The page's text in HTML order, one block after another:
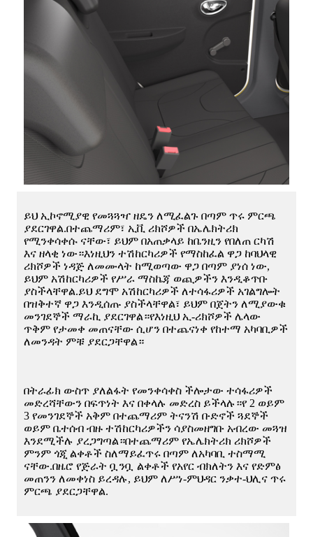
ይህ ኢኮኖሚያዊ የመጓጓዣ ዘዴን ለሚፈልጉ በጣም ጥሩ ምርጫ
ያደርገዋል.በተጨማሪም፣ ኢቪ ሪክሾዎች በኤሌክትሪክ
የሚንቀሳቀሱ ናቸው፣ ይህም በአጠቃላይ ከቤንዚን የበለጠ ርካሽ
እና ዘላቂ ነው።እነዚህን ተሽከርካሪዎች የማስከፈል ዋጋ ከባህላዊ
ሪክሾዎች ነዳጅ ለመሙላት ከሚወጣው ዋጋ በጣም ያነሰ ነው,
ይህም አሽከርካሪዎች የሥራ ማስኬጃ ወጪዎችን እንዲቆጥቡ
ያስችላቸዋል.ይህ ደግሞ አሽከርካሪዎች ለተሳፋሪዎች አገልግሎት
በዝቅተኛ ዋጋ እንዲሰጡ ያስችላቸዋል፣ ይህም በጀትን ለሚያውቁ
መንገደኞች ማራኪ ያደርገዋል።የእነዚህ ኢ-ሪክሾዎች ሌላው
ጥቅም የታመቀ መጠናቸው ሲሆን በተጨናነቀ የከተማ አካባቢዎች
ለመንዳት ምቹ ያደርጋቸዋል።
በትራፊክ ውስጥ ያለልፋት የመንቀሳቀስ ችሎታው ተሳፋሪዎች
መድረሻቸውን በፍጥነት እና በቀላሉ መድረስ ይችላሉ።የ 2 ወይም
3 የመንገደኞች አቅም በተጨማሪም ትናንሽ ቡድኖች ጓደኞች
ወይም ቤተሰብ ብዙ ተሽከርካሪዎችን ሳያስመዘግቡ አብረው መጓዝ
እንደሚችሉ ያረጋግጣል።በተጨማሪም የኤሌክትሪክ ሪክሾዎች
ምንም ጎጂ ልቀቶች ስለማይፈጥሩ በጣም ለአካባቢ ተስማሚ
ናቸው.በዜሮ የጅራት ቧንቧ ልቀቶች የአየር ብክለትን እና የድምፅ
መጠንን ለመቀነስ ይረዳሉ, ይህም ለሥነ-ምህዳር ንቃተ-ህሊና ጥሩ
ምርጫ ያደርጋቸዋል.